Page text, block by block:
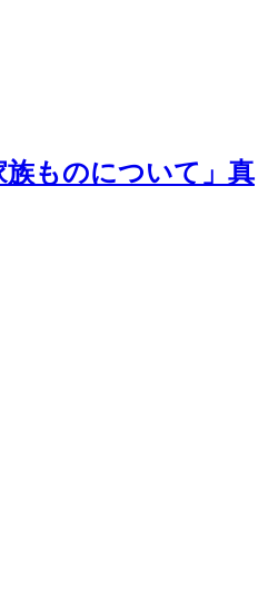
族ものについて」真